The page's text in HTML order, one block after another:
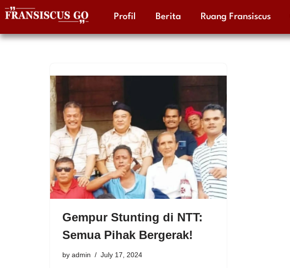
to
Profil Berita Ruang Fransiscus
Gempur Stunting di NTT:
Semua Pihak Bergerak!
by admin July 17, 2024